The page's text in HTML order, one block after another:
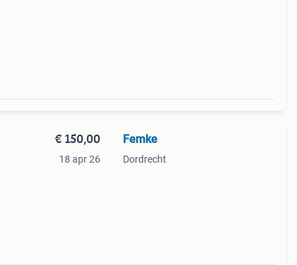
€ 150,00
18 apr 26
Femke
Dordrecht